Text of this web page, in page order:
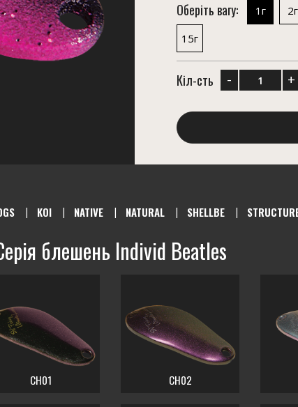
Оберіть вагу: 1г 2г
15г
Кіл-сть - +
KOI NATIVE NATURAL SHELLBE
блешень Individ Beatles
CH01 CH02